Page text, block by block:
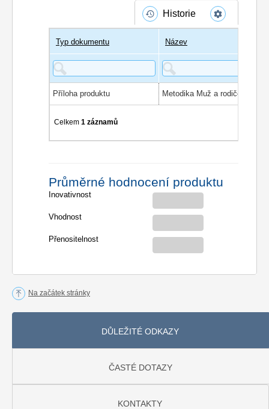
Historie
Typ dokumentu Název
Příloha produktu Metodika Muž a rodičovská
Celkem1 záznamů
Průměrné hodnocení produktu
Inovativnost
Vhodnost
Přenositelnost
Na začátek stránky
DŮLEŽITÉ ODKAZY
ČASTÉ DOTAZY
KONTAKTY